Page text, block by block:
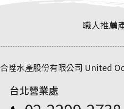
職人推薦
合陞水產股份有限公司 United
台北營業處